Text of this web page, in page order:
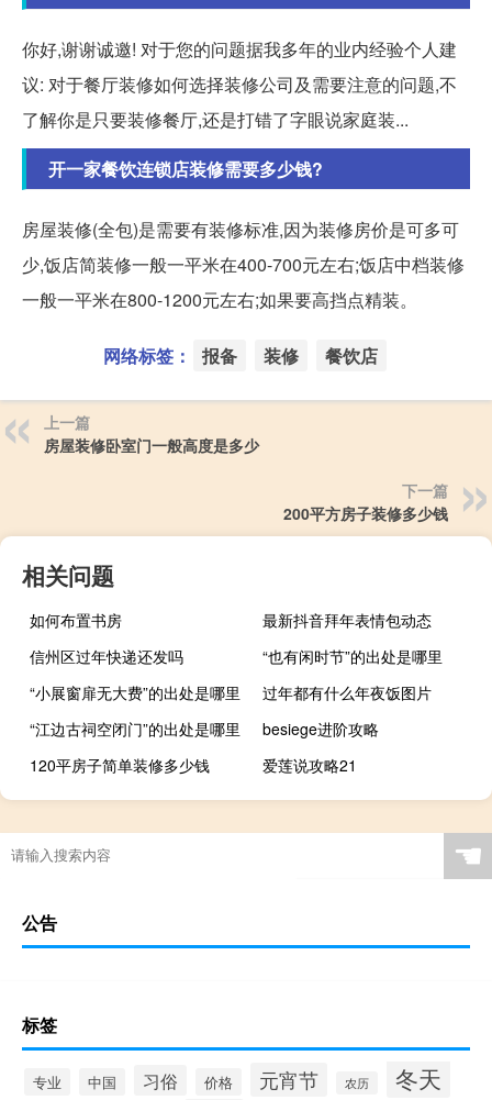
你好,谢谢诚邀! 对于您的问题据我多年的业内经验个人建
议: 对于餐厅装修如何选择装修公司及需要注意的问题,不
了解你是只要装修餐厅,还是打错了字眼说家庭装...
开一家餐饮连锁店装修需要多少钱?
房屋装修(全包)是需要有装修标准,因为装修房价是可多可
少,饭店简装修一般一平米在400-700元左右;饭店中档装修
一般一平米在800-1200元左右;如果要高挡点精装。
网络标签： 报备 装修 餐饮店
上一篇
房屋装修卧室门一般高度是多少
下一篇
200平方房子装修多少钱
相关问题
如何布置书房
最新抖音拜年表情包动态
信州区过年快递还发吗
“也有闲时节”的出处是哪里
“小展窗扉无大费”的出处是哪里
过年都有什么年夜饭图片
“江边古祠空闭门”的出处是哪里
besiege进阶攻略
120平房子简单装修多少钱
爱莲说攻略21
☚
公告
标签
专业 中国 习俗 价格 元宵节 农历 冬天